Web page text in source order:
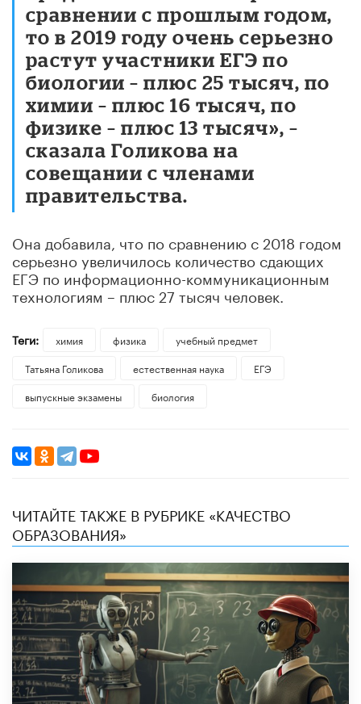
сравнении с прошлым годом,
то в 2019 году очень серьезно
растут участники ЕГЭ по
биологии – плюс 25 тысяч, по
химии – плюс 16 тысяч, по
физике – плюс 13 тысяч», –
сказала Голикова на
совещании с членами
правительства.
Она добавила, что по сравнению с 2018 годом
серьезно увеличилось количество сдающих
ЕГЭ по информационно-коммуникационным
технологиям – плюс 27 тысяч человек.
Теги: химия физика
учебный предмет
​Татьяна Голикова
естественная наука
ЕГЭ
выпускные экзамены
биология
ЧИТАЙТЕ ТАКЖЕ В РУБРИКЕ «КАЧЕСТВО
ОБРАЗОВАНИЯ»